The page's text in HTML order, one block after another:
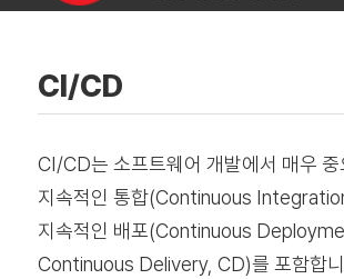
CI/CD
CI/CD는 소프트웨어 개발에서 매우 중
지속적인 통합(Continuous
지속적인 배포(Continuous
Continuous Delivery, CD)를 포함합